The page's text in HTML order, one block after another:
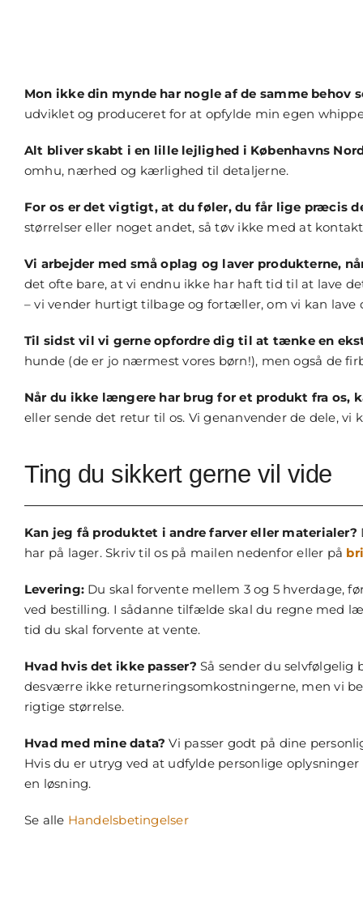
Mon ikke din mynde har nogle af de samme behov
udviklet og produceret for at opfylde min egen
Alt bliver skabt i en lille lejlighed i Københavns
omhu, nærhed og kærlighed til detaljerne.
For os er det vigtigt, at du føler, du får lige præcis
størrelser eller noget andet, så tøv ikke med at
Vi arbejder med små oplag og laver produkterne,
det ofte bare, at vi endnu ikke har haft tid til at lave
– vi vender hurtigt tilbage og fortæller, om vi kan lave
Til sidst vil vi gerne opfordre dig til at tænke en
hunde (de er jo nærmest vores børn!), men også de
Når du ikke længere har brug for et produkt fra os,
eller sende det retur til os. Vi genanvender de dele,
Ting du sikkert gerne vil vide
Kan jeg få produktet i andre farver eller materialer?
har på lager. Skriv til os på mailen nedenfor eller på
Levering: Du skal forvente mellem 3 og 5 hverdage,
ved bestilling. I sådanne tilfælde skal du regne med
tid du skal forvente at vente.
Hvad hvis det ikke passer?Så sender du
desværre ikke returneringsomkostningerne, men vi
rigtige størrelse.
Hvad med mine data?Vi passer godt på dine
Hvis du er utryg ved at udfylde personlige
en løsning.
Se alle Handelsbetingelser